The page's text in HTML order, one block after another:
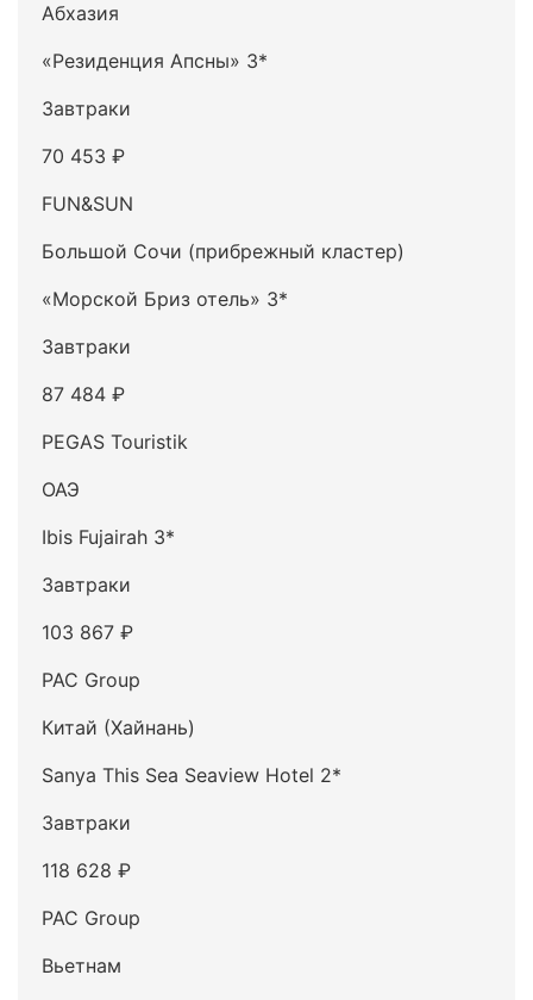
Абхазия
«Резиденция Апсны» 3*
Завтраки
70 453 ₽
FUN&SUN
Большой Сочи (прибрежный кластер)
«Морской Бриз отель» 3*
Завтраки
87 484 ₽
PEGAS Touristik
ОАЭ
Ibis Fujairah 3*
Завтраки
103 867 ₽
PAC Group
Китай (Хайнань)
Sanya This Sea Seaview Hotel 2*
Завтраки
118 628 ₽
PAC Group
Вьетнам